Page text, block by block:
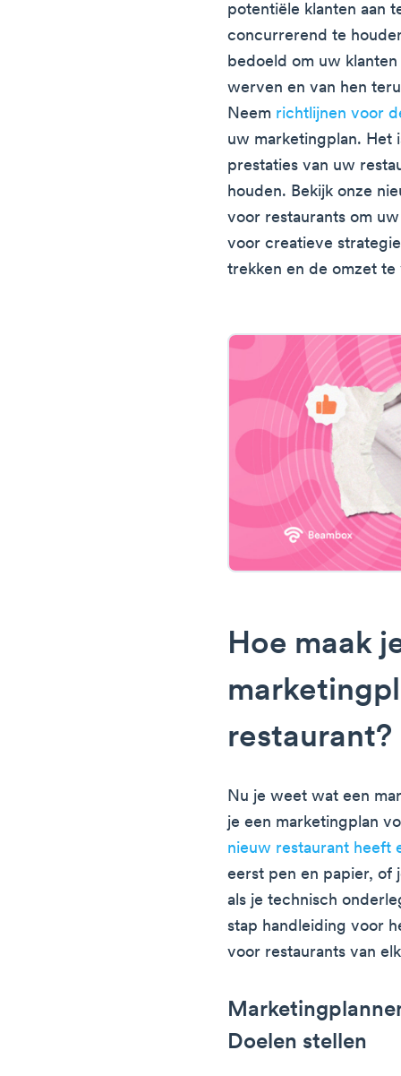
potentiële klanten aan
concurrerend te
bedoeld om uw
werven en van hen
Neem richtlijnen voor
uw marketingplan. Het
prestaties van uw
houden. Bekijk onze
voor restaurants om
voor creatieve
trekken en de omzet te
Hoe maak
restaurant?
Nu je weet wat een
je een marketingplan
nieuw restaurant heeft
eerst pen en papier, of
als je technisch
stap handleiding voor
voor restaurants van
Doelen stellen